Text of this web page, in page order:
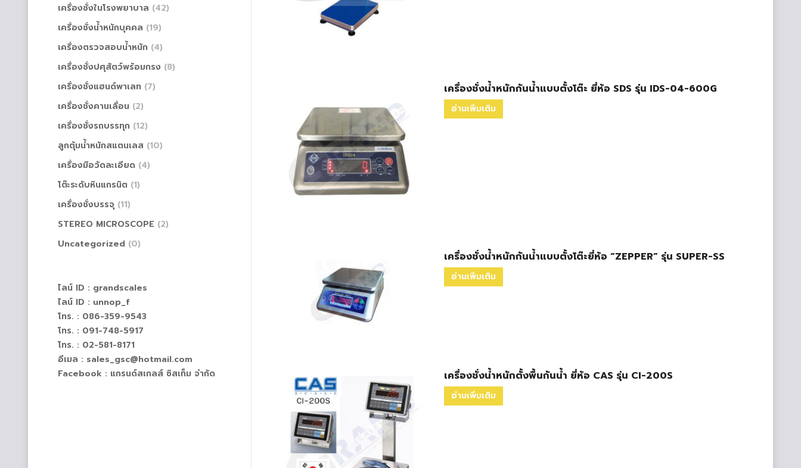
เครื่องชั่งน้ำหนักกันน้ำแบบตั้งโต๊ะ ยี่ห้อ SDS รุ่น IDS-04-600G
อ่านเพิ่มเติม
เครื่องชั่งน้ำหนักกันน้ำแบบตั้งโต๊ะยี่ห้อ “ZEPPER” รุ่น SUPER-SS
อ่านเพิ่มเติม
เครื่องชั่งน้ำหนักตั้งพื้นกันน้ำ ยี่ห้อ CAS รุ่น CI-200S
อ่านเพิ่มเติม
เครื่องชั่งในโรงพยาบาล (42)
เครื่องชั่งน้ำหนักบุคคล (19)
เครื่องตรวจสอบน้ำหนัก (4)
เครื่องชั่งปศุสัตว์พร้อมกรง (8)
เครื่องชั่งแฮนด์พาเลท (7)
เครื่องชั่งคานเลื่อน (2)
เครื่องชั่งรถบรรทุก (12)
ลูกตุ้มน้ำหนักสแตนเลส (10)
เครื่องมือวัดละเอียด (4)
โต๊ะระดับหินแกรนิต (1)
เครื่องชั่งบรรจุ (11)
STEREO MICROSCOPE (2)
Uncategorized (0)
ไลน์ ID : grandscales
ไลน์ ID : unnop_f
โทร. : 086-359-9543
โทร. : 091-748-5917
โทร. : 02-581-8171
อีเมล : sales_gsc@hotmail.com
Facebook : แกรนด์สเกลส์ ซิสเท็ม จำกัด